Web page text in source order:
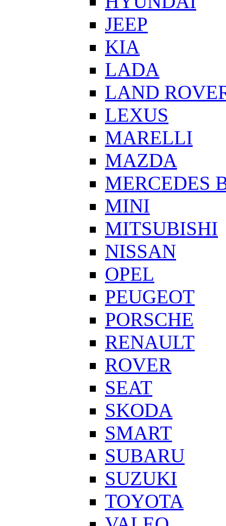
JEEP
KIA
LADA
LAND
LEXUS
MARELLI
MAZDA
MERCEDES
MINI
MITSUBISHI
NISSAN
OPEL
PEUGEOT
PORSCHE
RENAULT
ROVER
SEAT
SKODA
SMART
SUBARU
SUZUKI
TOYOTA